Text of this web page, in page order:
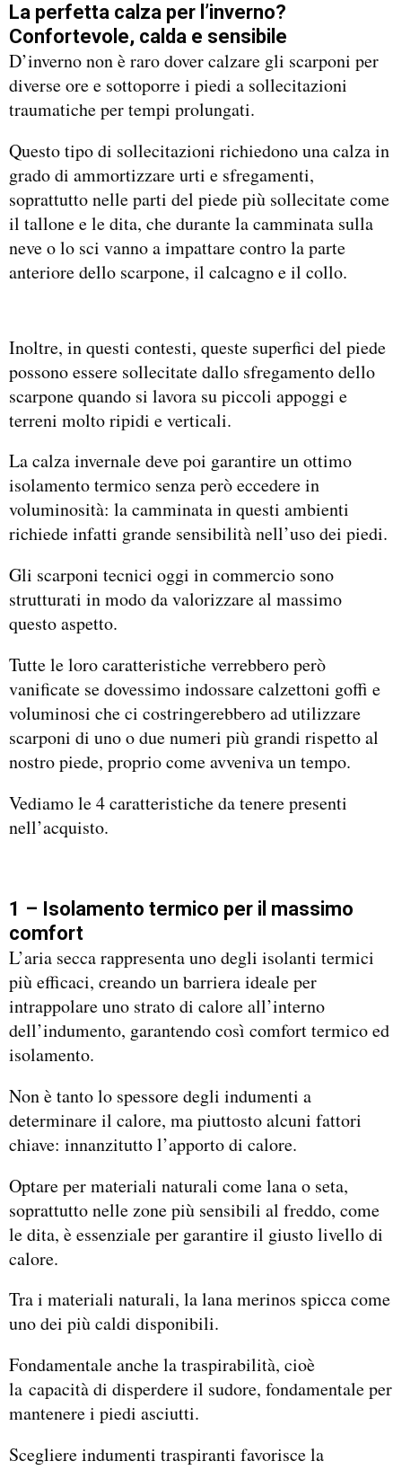
La perfetta calza per l’inverno?
Confortevole, calda e sensibile
D’inverno non è raro dover calzare gli scarponi per
diverse ore e sottoporre i piedi a sollecitazioni
traumatiche per tempi prolungati.
Questo tipo di sollecitazioni richiedono una calza in
grado di ammortizzare urti e sfregamenti,
soprattutto nelle parti del piede più sollecitate come
il tallone e le dita, che durante la camminata sulla
neve o lo sci vanno a impattare contro la parte
anteriore dello scarpone, il calcagno e il collo.
Inoltre, in questi contesti, queste superfici del piede
possono essere sollecitate dallo sfregamento dello
scarpone quando si lavora su piccoli appoggi e
terreni molto ripidi e verticali.
La calza invernale deve poi garantire un ottimo
isolamento termico senza però eccedere in
voluminosità: la camminata in questi ambienti
richiede infatti grande sensibilità nell’uso dei piedi.
Gli scarponi tecnici oggi in commercio sono
strutturati in modo da valorizzare al massimo
questo aspetto.
Tutte le loro caratteristiche verrebbero però
vanificate se dovessimo indossare calzettoni goffi e
voluminosi che ci costringerebbero ad utilizzare
scarponi di uno o due numeri più grandi rispetto al
nostro piede, proprio come avveniva un tempo.
Vediamo le 4 caratteristiche da tenere presenti
nell’acquisto.
1 – Isolamento termico per il massimo
comfort
L’aria secca rappresenta uno degli isolanti termici
più efficaci, creando un barriera ideale per
intrappolare uno strato di calore all’interno
dell’indumento, garantendo così comfort termico ed
isolamento.
Non è tanto lo spessore degli indumenti a
determinare il calore, ma piuttosto alcuni fattori
chiave: innanzitutto l’apporto di calore.
Optare per materiali naturali come lana o seta,
soprattutto nelle zone più sensibili al freddo, come
le dita, è essenziale per garantire il giusto livello di
calore.
Tra i materiali naturali, la lana merinos spicca come
uno dei più caldi disponibili.
Fondamentale anche la traspirabilità, cioè
la capacità di disperdere il sudore, fondamentale per
mantenere i piedi asciutti.
Scegliere indumenti traspiranti favorisce la